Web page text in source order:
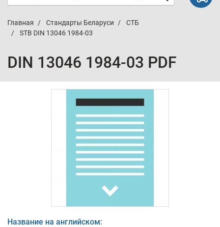
Главная Стандарты Беларуси
СТБ
STB DIN 13046 1984-03
DIN 13046 1984-03 PDF
Название на английском: